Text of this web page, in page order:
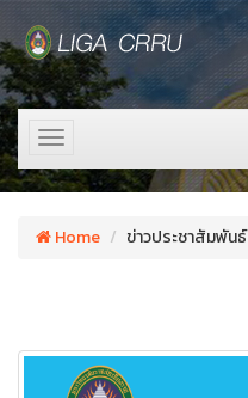
Toggle
navigation
Home ข่าวประชาสัมพันธ์